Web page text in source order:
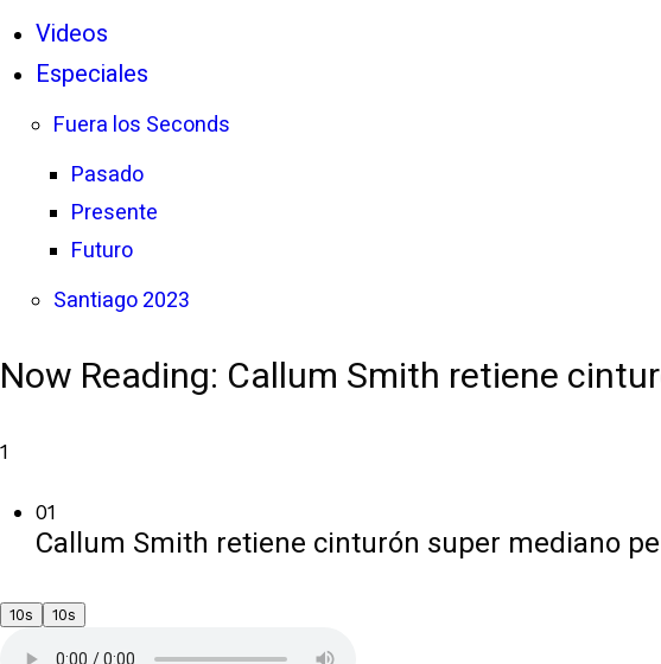
Videos
Especiales
Fuera los Seconds
Pasado
Presente
Futuro
Santiago 2023
Now Reading: Callum Smith retiene
1
01
Callum Smith retiene cinturón super mediano
10s 10s